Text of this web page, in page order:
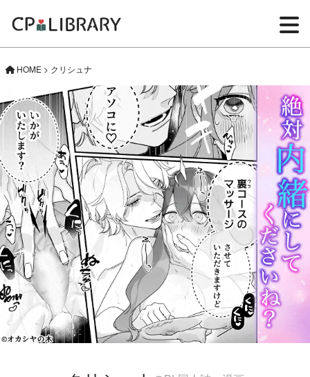
HOME > クリシュナ